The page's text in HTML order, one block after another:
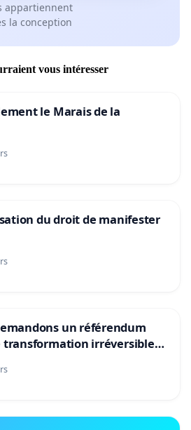
appartiennent
la conception
vous intéresser
le Marais de la
du droit de manifester
un référendum
transformation irréversible